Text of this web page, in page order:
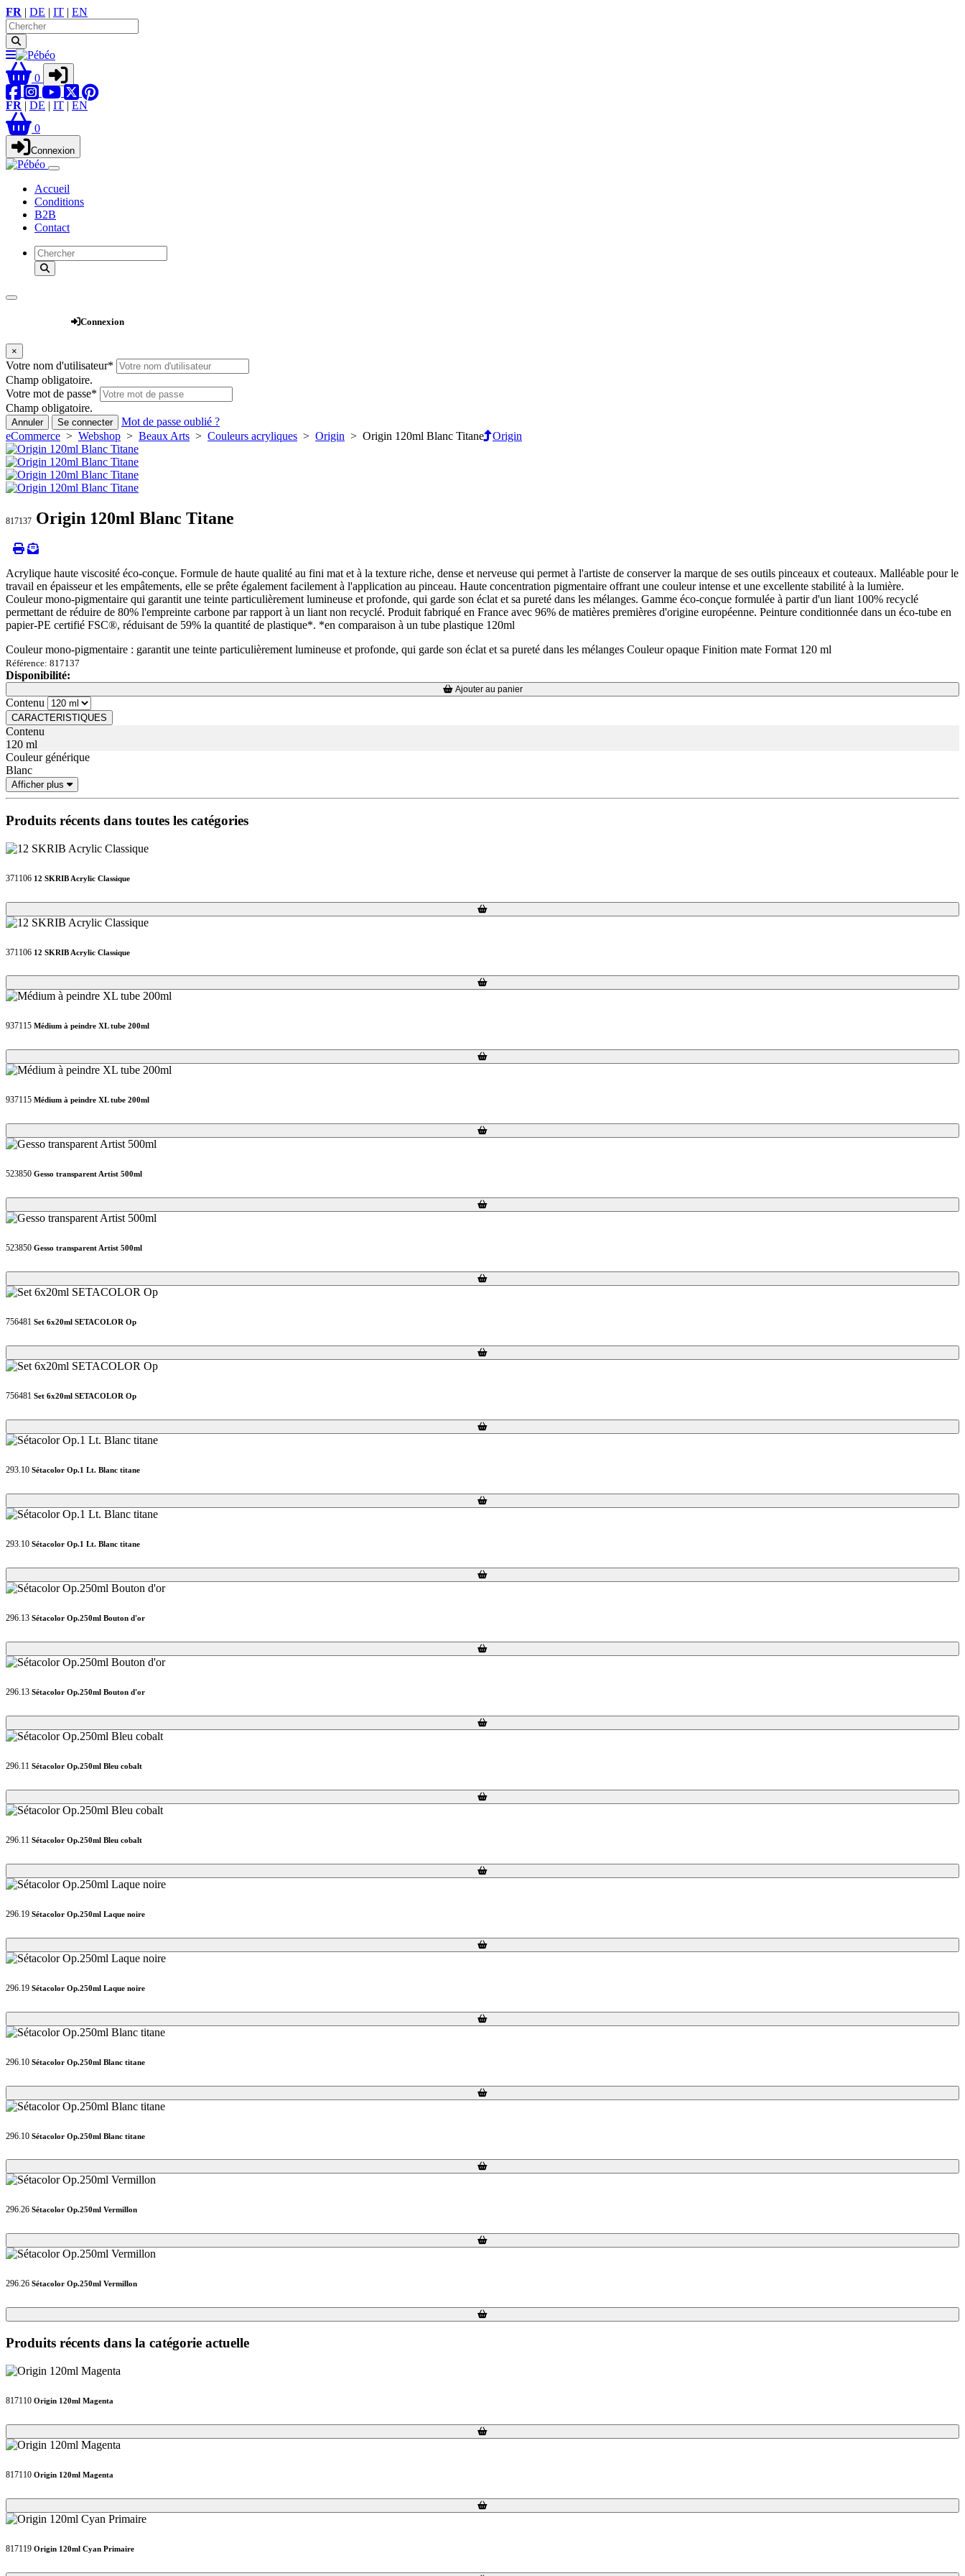
FR | DE | IT | EN
0
FR | DE | IT | EN
0
Connexion
Accueil
Conditions
B2B
Contact
Connexion
×
Votre nom d'utilisateur*
Champ obligatoire.
Votre mot de passe*
Champ obligatoire.
Annuler Se connecter
Mot de passe oublié ?
eCommerce > Webshop > Beaux Arts > Couleurs acryliques > Origin > Origin 120ml Blanc Titane Origin
817137 Origin 120ml Blanc Titane
Acrylique haute viscosité éco-conçue. Formule de haute qualité au fini mat et à la texture riche, dense et nerveuse qui permet à l'artiste de conserver la marque de ses outils pinceaux et couteaux. Malléable pour le
travail en épaisseur et les empâtements, elle se prête également facilement à l'application au pinceau. Haute concentration pigmentaire offrant une couleur intense et une excellente stabilité à la lumière.
Couleur mono-pigmentaire qui garantit une teinte particulièrement lumineuse et profonde, qui garde son éclat et sa pureté dans les mélanges. Gamme éco-conçue formulée à partir d'un liant 100% recyclé
permettant de réduire de 80% l'empreinte carbone par rapport à un liant non recyclé. Produit fabriqué en France avec 96% de matières premières d'origine européenne. Peinture conditionnée dans un éco-tube en
papier-PE certifié FSC®, réduisant de 59% la quantité de plastique*. *en comparaison à un tube plastique 120ml
Couleur mono-pigmentaire : garantit une teinte particulièrement lumineuse et profonde, qui garde son éclat et sa pureté dans les mélanges Couleur opaque Finition mate Format 120 ml
Référence: 817137
Disponibilité:
Loading...
Loading... Ajouter au panier
Contenu
CARACTERISTIQUES
Contenu
120 ml
Couleur générique
Blanc
Afficher plus
Produits récents dans toutes les catégories
371106 12 SKRIB Acrylic Classique
Loading...
Loading...
371106 12 SKRIB Acrylic Classique
Loading...
Loading...
937115 Médium à peindre XL tube 200ml
Loading...
Loading...
937115 Médium à peindre XL tube 200ml
Loading...
Loading...
523850 Gesso transparent Artist 500ml
Loading...
Loading...
523850 Gesso transparent Artist 500ml
Loading...
Loading...
756481 Set 6x20ml SETACOLOR Op
Loading...
Loading...
756481 Set 6x20ml SETACOLOR Op
Loading...
Loading...
293.10 Sétacolor Op.1 Lt. Blanc titane
Loading...
Loading...
293.10 Sétacolor Op.1 Lt. Blanc titane
Loading...
Loading...
296.13 Sétacolor Op.250ml Bouton d'or
Loading...
Loading...
296.13 Sétacolor Op.250ml Bouton d'or
Loading...
Loading...
296.11 Sétacolor Op.250ml Bleu cobalt
Loading...
Loading...
296.11 Sétacolor Op.250ml Bleu cobalt
Loading...
Loading...
296.19 Sétacolor Op.250ml Laque noire
Loading...
Loading...
296.19 Sétacolor Op.250ml Laque noire
Loading...
Loading...
296.10 Sétacolor Op.250ml Blanc titane
Loading...
Loading...
296.10 Sétacolor Op.250ml Blanc titane
Loading...
Loading...
296.26 Sétacolor Op.250ml Vermillon
Loading...
Loading...
296.26 Sétacolor Op.250ml Vermillon
Loading...
Loading...
Produits récents dans la catégorie actuelle
817110 Origin 120ml Magenta
Loading...
Loading...
817110 Origin 120ml Magenta
Loading...
Loading...
817119 Origin 120ml Cyan Primaire